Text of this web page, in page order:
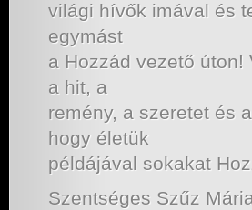
világi hívők imával és
egymást
a Hozzád vezető
a hit, a
remény, a szeretet és
hogy életük
példájával sokakat
Szentséges Szűz